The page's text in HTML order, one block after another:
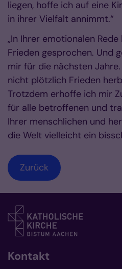
liegen, hoffe ich auf eine
in ihrer Vielfalt annimmt.“
„In Ihrer emotionalen
Frieden gesprochen. Und
mir für die nächsten
nicht plötzlich Frieden
Trotzdem erhoffe ich mir
für alle betroffenen und
Ihrer menschlichen und
die Welt vielleicht ein
Zurück
Kontakt